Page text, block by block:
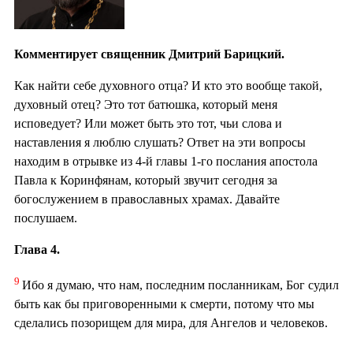
Комментирует священник Дмитрий Барицкий.
Как найти себе духовного отца? И кто это вообще такой,
духовный отец? Это тот батюшка, который меня
исповедует? Или может быть это тот, чьи слова и
наставления я люблю слушать? Ответ на эти вопросы
находим в отрывке из 4-й главы 1-го послания апостола
Павла к Коринфянам, который звучит сегодня за
богослужением в православных храмах. Давайте
послушаем.
Глава 4.
9 Ибо я думаю, что нам, последним посланникам, Бог судил
быть как бы приговоренными к смерти, потому что мы
сделались позорищем для мира, для Ангелов и человеков.